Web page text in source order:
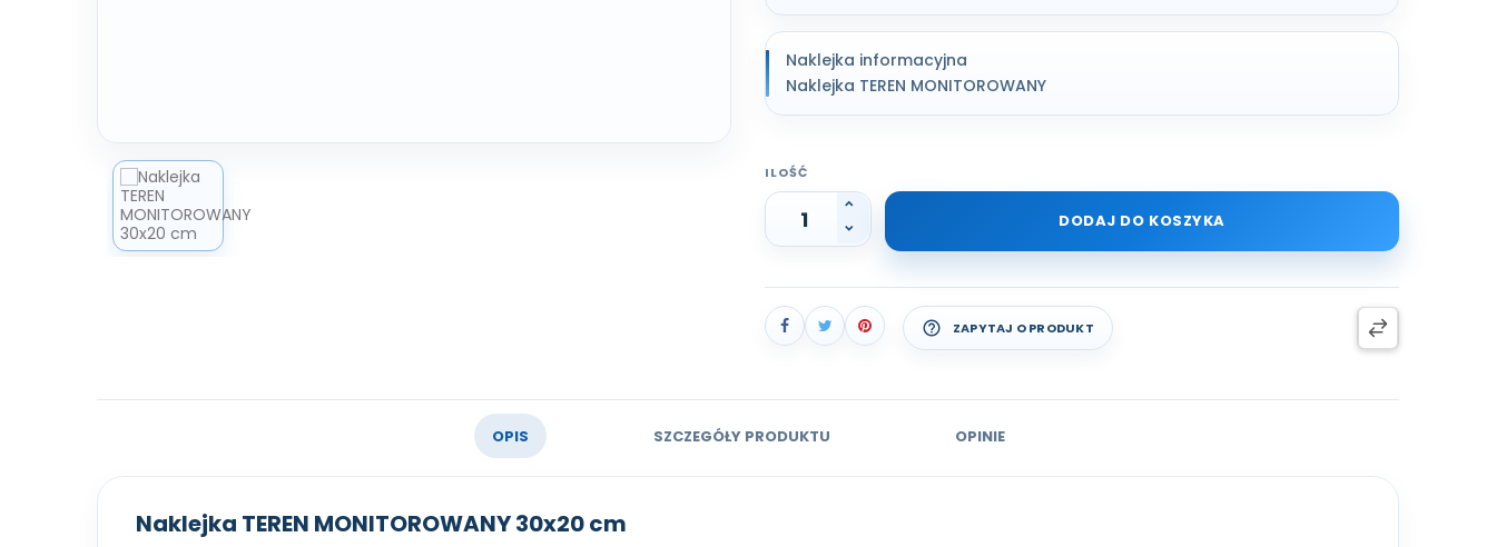
Naklejka informacyjna
Naklejka TEREN MONITOROWANY
ILOŚĆ
DODAJ DO KOSZYKA
help_outline ZAPYTAJ O PRODUKT
OPIS SZCZEGÓŁY PRODUKTU OPINIE
Naklejka TEREN MONITOROWANY 30x20 cm